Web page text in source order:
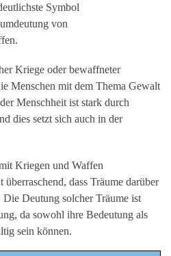
Symbol
von
Kriege oder bewaffneter
Menschen mit dem Thema Gewalt
Menschheit ist stark durch
dies setzt sich auch in der
Kriegen und Waffen
überraschend, dass Träume darüber
Deutung solcher Träume ist
da sowohl ihre Bedeutung als
sein können.